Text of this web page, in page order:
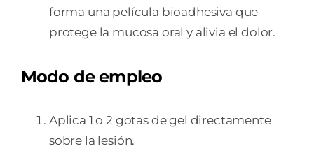
forma una película bioadhesiva que
protege la mucosa oral y alivia el dolor.
Modo de empleo
Aplica 1 o 2 gotas de gel directamente
sobre la lesión.